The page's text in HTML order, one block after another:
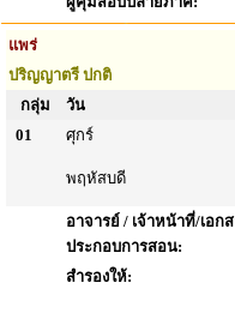
แพร่
ปริญญาตรี ปกติ
กลุ่ม
วัน
01
ศุกร์
พฤหัสบดี
อาจารย์ / เจ้าหน้าที่/เอก
ประกอบการสอน:
สำรองให้: